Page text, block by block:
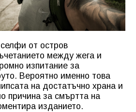
от остров
между жега и
изпитание за
Вероятно именно това
на достатъчно храна и
причина за смъртта на
изданието.